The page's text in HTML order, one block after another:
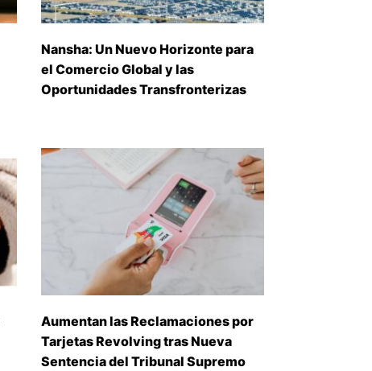
Nansha: Un Nuevo Horizonte para
el Comercio Global y las
Oportunidades Transfronterizas
Aumentan las Reclamaciones por
Tarjetas Revolving tras Nueva
Sentencia del Tribunal Supremo